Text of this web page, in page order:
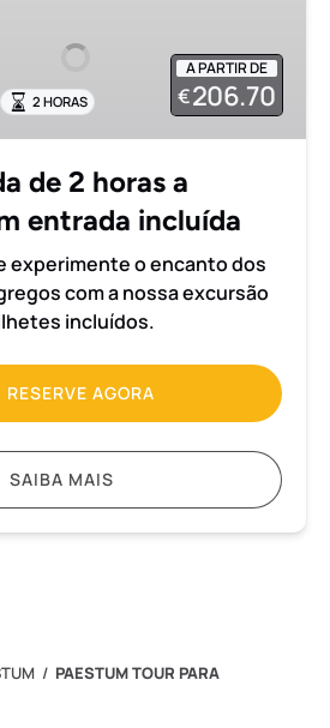
A PARTIR DE
€206.70
2 HORAS
de 2 horas a
entrada incluída
experimente o encanto dos
com a nossa excursão
incluídos.
RESERVE AGORA
SAIBA MAIS
PAESTUM TOUR PARA